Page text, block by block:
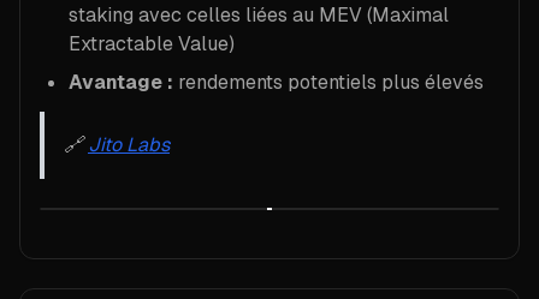
staking avec celles liées au MEV (Maximal
Extractable Value)
Avantage : rendements potentiels plus élevés
🔗Jito Labs